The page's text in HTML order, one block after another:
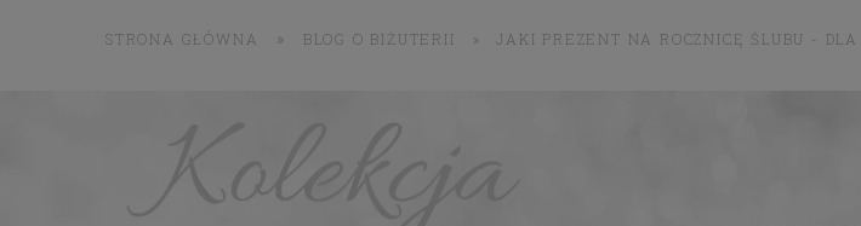
STRONA GŁÓWNA » BLOG O BIŻUTERII » JAKI PREZENT NA ROCZNICĘ ŚLUBU -